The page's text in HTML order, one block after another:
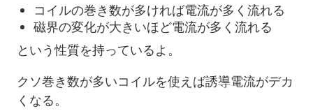
コイルの巻き数が多ければ電流が多く流れる
磁界の変化が大きいほど電流が多く流れる
という性質を持っているよ。
クソ巻き数が多いコイルを使えば誘導電流がデカ
くなる。